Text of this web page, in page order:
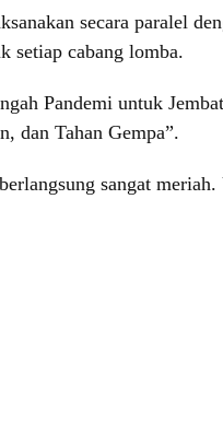
secara paralel
setiap cabang lomba.
Pandemi untuk
dan Tahan Gempa”.
sangat